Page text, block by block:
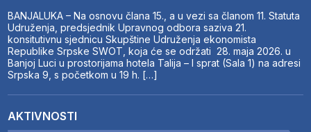
BANJALUKA – Na osnovu člana 15., a u vezi sa članom 11. Statuta
Udruženja, predsjednik Upravnog odbora saziva 21.
konsitutivnu sjednicu Skupštine Udruženja ekonomista
Republike Srpske SWOT, koja će se održati 28. maja 2026. u
Banjoj Luci u prostorijama hotela Talija – I sprat (Sala 1) na adresi
Srpska 9, s početkom u 19 h. […]
AKTIVNOSTI